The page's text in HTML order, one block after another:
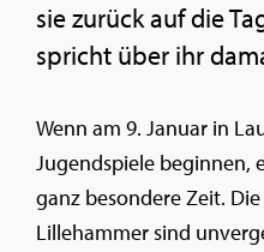
sie zurück auf die
spricht über ihr
Wenn am 9. Januar in
Jugendspiele beginnen,
ganz besondere Zeit.
Lillehammer sind